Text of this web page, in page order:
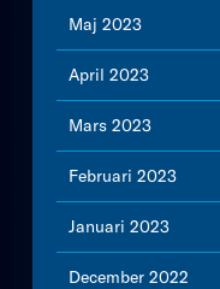
Maj 2023
April 2023
Mars 2023
Februari 2023
Januari 2023
December 2022